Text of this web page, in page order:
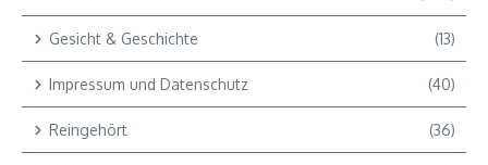
Gesicht & Geschichte (13)
Impressum und Datenschutz (40)
Reingehört (36)